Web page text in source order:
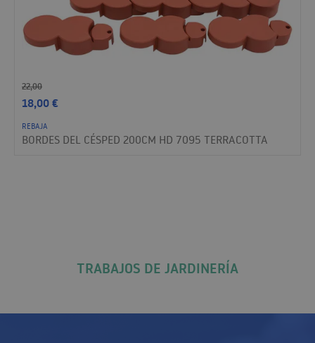
22,00
18,00€
REBAJA
BORDES DEL CÉSPED 200CM HD 7095 TERRACOTTA
TRABAJOS DE JARDINERÍA